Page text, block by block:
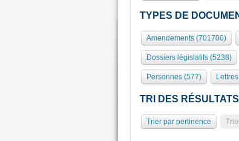
TYPES DE
Amendements (701700)
Dossiers législatifs (5238)
Personnes (577)
TRI DES RÉSULTATS
Trier par pertinence